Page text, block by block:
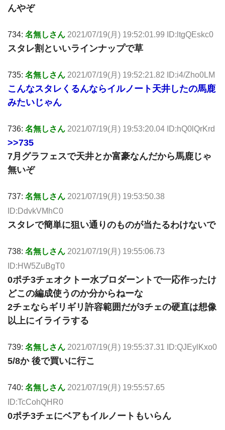
んやぞ
734: 名無しさん 2021/07/19(月) 19:52:01.99 ID:ltgQEskc0
スタレ割といいラインナップで草
735: 名無しさん 2021/07/19(月) 19:52:21.82 ID:i4/Zho0LM
こんなスタレくるんならイルノート天井したの馬鹿
みたいじゃん
736: 名無しさん 2021/07/19(月) 19:53:20.04 ID:hQ0lQrKrd
>>735
7月グラフェスで天井とか富豪なんだから馬鹿じゃ
無いぞ
737: 名無しさん 2021/07/19(月) 19:53:50.38
ID:DdvkVMhC0
スタレで簡単に狙い通りのものが当たるわけないで
738: 名無しさん 2021/07/19(月) 19:55:06.73
ID:HW5ZuBgT0
0ポチ3チェオクトー水ブロダーントで一応作ったけ
どこの編成使うのか分からねーな
2チェならギリギリ許容範囲だが3チェの硬直は想像
以上にイライラする
739: 名無しさん 2021/07/19(月) 19:55:37.31 ID:QJEylKxo0
5/8か 後で買いに行こ
740: 名無しさん 2021/07/19(月) 19:55:57.65
ID:TcCohQHR0
0ポチ3チェにベアもイルノートもいらん